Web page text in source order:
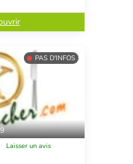
PAS D'INFOS
Laisser un avis